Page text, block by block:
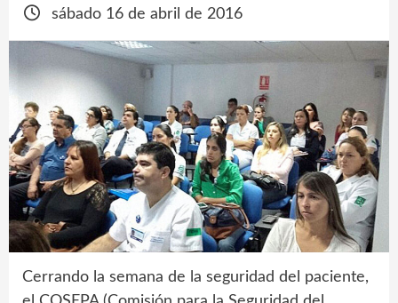
sábado 16 de abril de 2016
Cerrando la semana de la seguridad del paciente,